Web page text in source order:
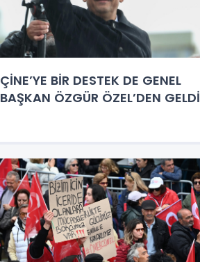
ÇİNE’YE BİR DESTEK DE GENEL
BAŞKAN ÖZGÜR ÖZEL’DEN GELDİ